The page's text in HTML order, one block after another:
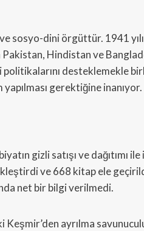
sosyo-dini örgüttür. 1941
Hindistan ve
desteklemekle
gerektiğine inanıyor.
gizli satışı ve dağıtımı
ve 668 kitap ele
net bir bilgi verilmedi.
ayrılma